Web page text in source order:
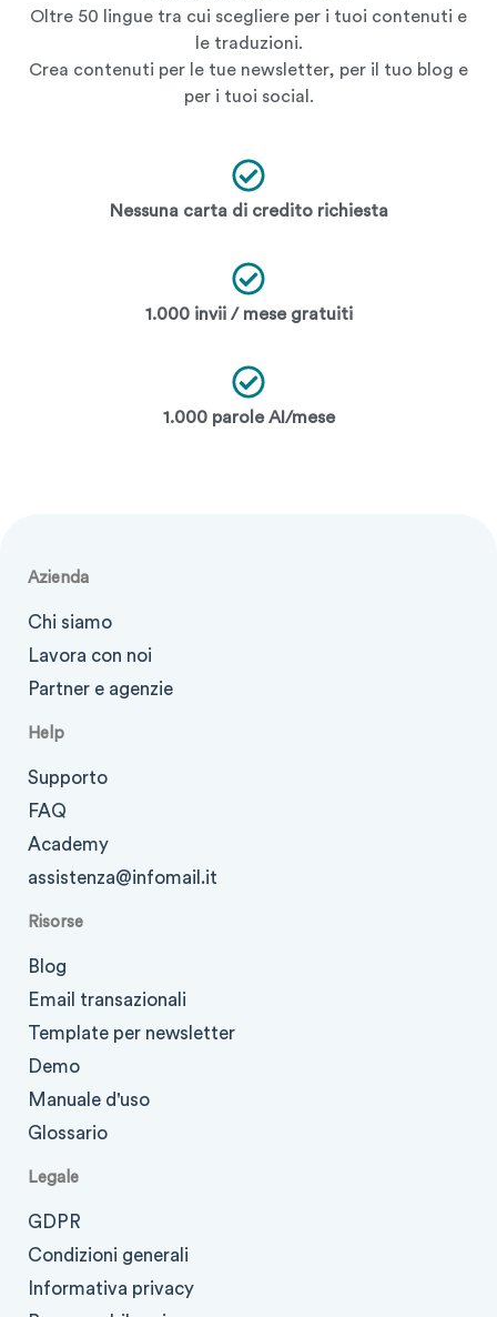
Oltre 50 lingue tra cui scegliere per i tuoi contenuti e
le traduzioni.
Crea contenuti per le tue newsletter, per il tuo blog e
per i tuoi social.
Nessuna carta di credito richiesta
1.000 invii / mese gratuiti
1.000 parole AI/mese
Azienda
Chi siamo
Lavora con noi
Partner e agenzie
Help
Supporto
FAQ
Academy
assistenza@infomail.it
Risorse
Blog
Email transazionali
Template per newsletter
Demo
Manuale d'uso
Glossario
Legale
GDPR
Condizioni generali
Informativa privacy